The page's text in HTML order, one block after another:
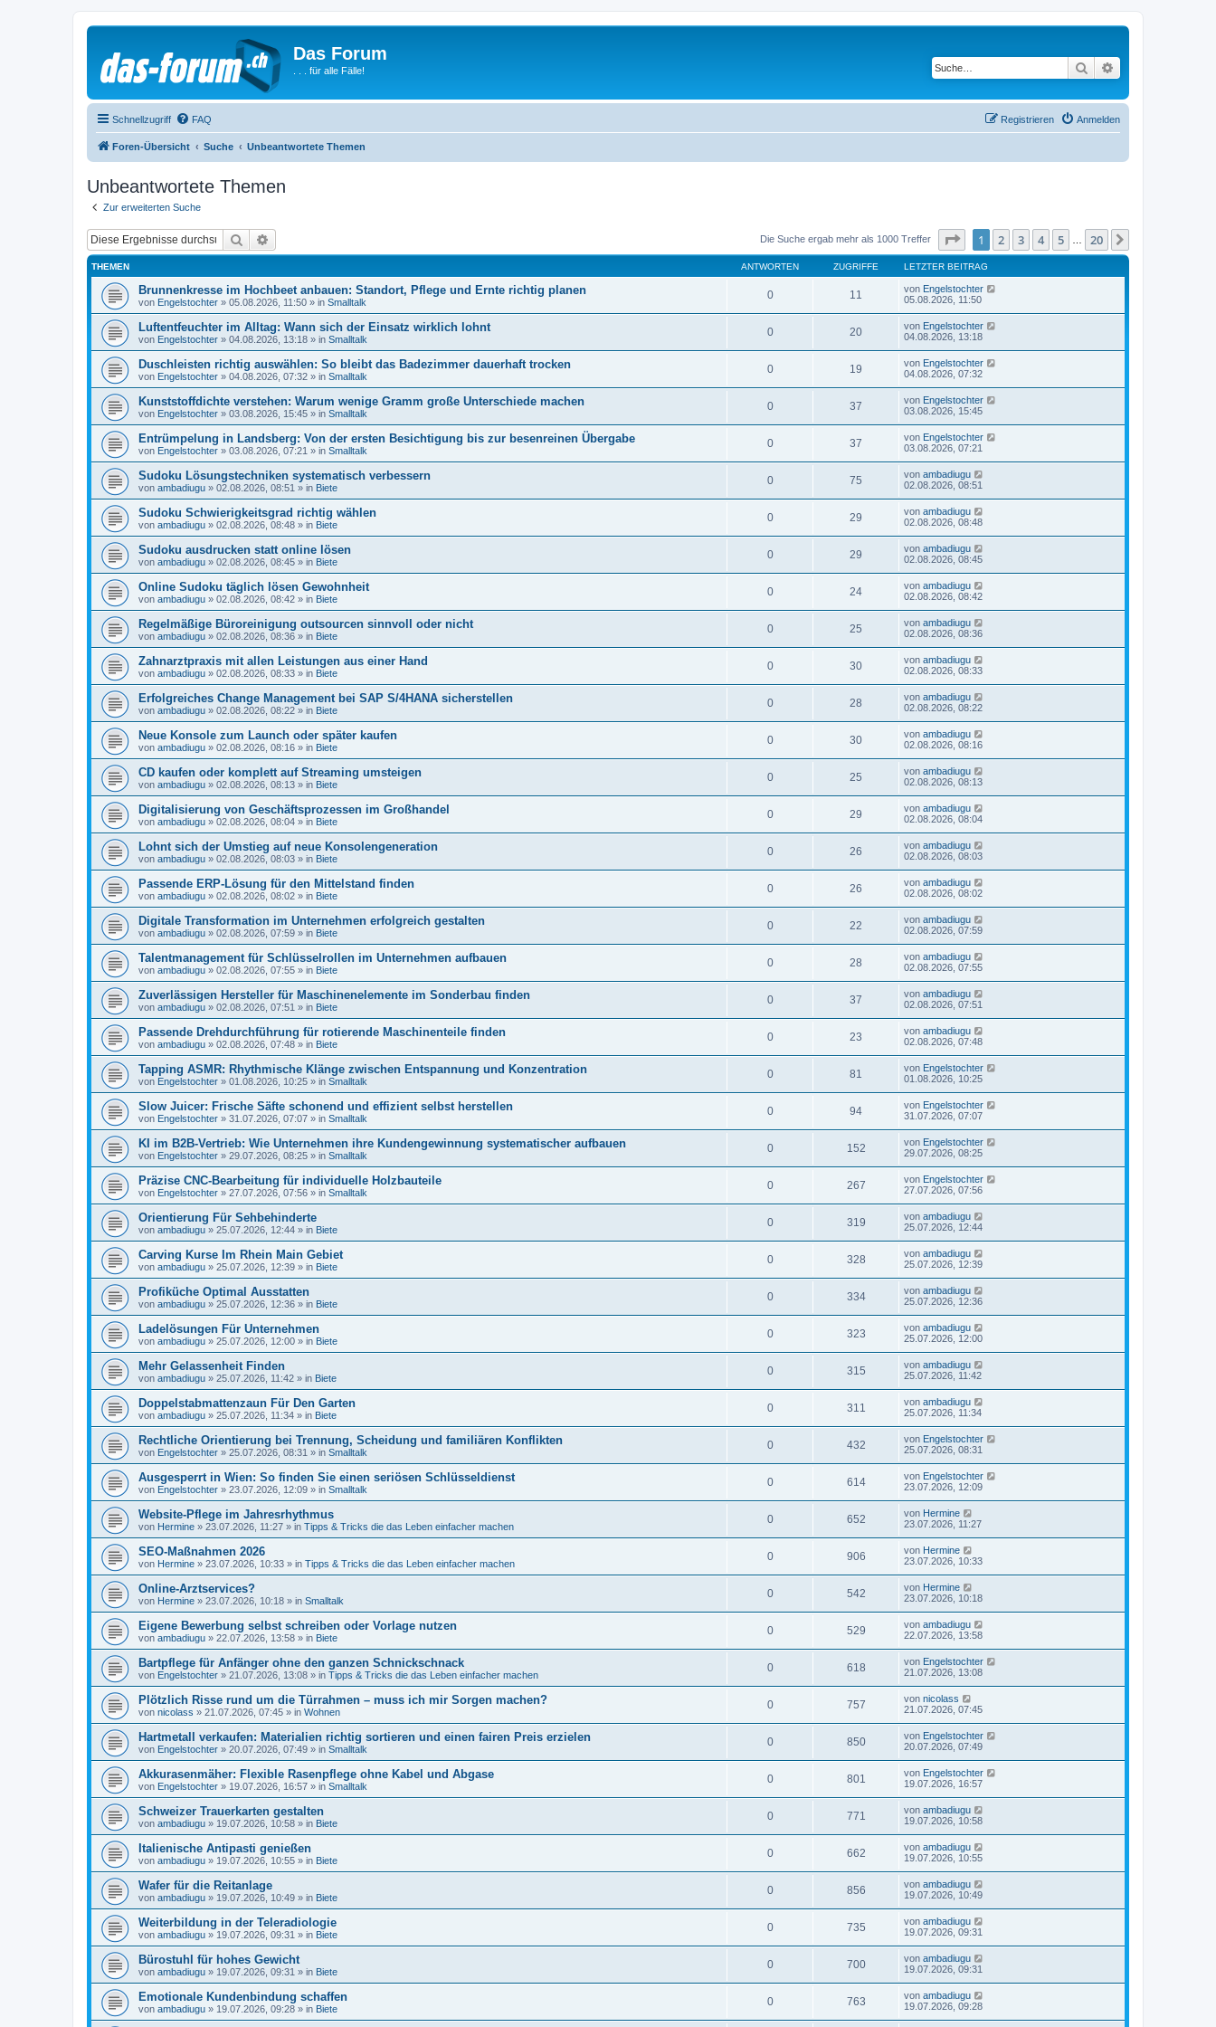
Das Forum
. . . für alle Fälle! Suche
Schnellzugriff FAQ Anmelden
Registrieren
Foren-Übersicht Suche Unbeantwortete Themen
Unbeantwortete Themen
Zur erweiterten Suche
Suche Die Suche ergab mehr als 1000 Treffer Seite von20
1 2 3 4 5 20
THEMEN ANTWORTEN ZUGRIFFE LETZTER BEITRAG
Brunnenkresse im Hochbeet anbauen: Standort, Pflege und Ernte richtig planen
von Engelstochter » 05.08.2026, 11:50 » in Smalltalk
0 11 von Engelstochter
05.08.2026, 11:50
Luftentfeuchter im Alltag: Wann sich der Einsatz wirklich lohnt
von Engelstochter » 04.08.2026, 13:18 » in Smalltalk
0 20 von Engelstochter
04.08.2026, 13:18
Duschleisten richtig auswählen: So bleibt das Badezimmer dauerhaft trocken
von Engelstochter » 04.08.2026, 07:32 » in Smalltalk
0 19 von Engelstochter
04.08.2026, 07:32
Kunststoffdichte verstehen: Warum wenige Gramm große Unterschiede machen
von Engelstochter » 03.08.2026, 15:45 » in Smalltalk
0 37 von Engelstochter
03.08.2026, 15:45
Entrümpelung in Landsberg: Von der ersten Besichtigung bis zur besenreinen Übergabe
von Engelstochter » 03.08.2026, 07:21 » in Smalltalk
0 37 von Engelstochter
03.08.2026, 07:21
Sudoku Lösungstechniken systematisch verbessern
von ambadiugu » 02.08.2026, 08:51 » in Biete
0 75 von ambadiugu
02.08.2026, 08:51
Sudoku Schwierigkeitsgrad richtig wählen
von ambadiugu » 02.08.2026, 08:48 » in Biete
0 29 von ambadiugu
02.08.2026, 08:48
Sudoku ausdrucken statt online lösen
von ambadiugu » 02.08.2026, 08:45 » in Biete
0 29 von ambadiugu
02.08.2026, 08:45
Online Sudoku täglich lösen Gewohnheit
von ambadiugu » 02.08.2026, 08:42 » in Biete
0 24 von ambadiugu
02.08.2026, 08:42
Regelmäßige Büroreinigung outsourcen sinnvoll oder nicht
von ambadiugu » 02.08.2026, 08:36 » in Biete
0 25 von ambadiugu
02.08.2026, 08:36
Zahnarztpraxis mit allen Leistungen aus einer Hand
von ambadiugu » 02.08.2026, 08:33 » in Biete
0 30 von ambadiugu
02.08.2026, 08:33
Erfolgreiches Change Management bei SAP S/4HANA sicherstellen
von ambadiugu » 02.08.2026, 08:22 » in Biete
0 28 von ambadiugu
02.08.2026, 08:22
Neue Konsole zum Launch oder später kaufen
von ambadiugu » 02.08.2026, 08:16 » in Biete
0 30 von ambadiugu
02.08.2026, 08:16
CD kaufen oder komplett auf Streaming umsteigen
von ambadiugu » 02.08.2026, 08:13 » in Biete
0 25 von ambadiugu
02.08.2026, 08:13
Digitalisierung von Geschäftsprozessen im Großhandel
von ambadiugu » 02.08.2026, 08:04 » in Biete
0 29 von ambadiugu
02.08.2026, 08:04
Lohnt sich der Umstieg auf neue Konsolengeneration
von ambadiugu » 02.08.2026, 08:03 » in Biete
0 26 von ambadiugu
02.08.2026, 08:03
Passende ERP-Lösung für den Mittelstand finden
von ambadiugu » 02.08.2026, 08:02 » in Biete
0 26 von ambadiugu
02.08.2026, 08:02
Digitale Transformation im Unternehmen erfolgreich gestalten
von ambadiugu » 02.08.2026, 07:59 » in Biete
0 22 von ambadiugu
02.08.2026, 07:59
Talentmanagement für Schlüsselrollen im Unternehmen aufbauen
von ambadiugu » 02.08.2026, 07:55 » in Biete
0 28 von ambadiugu
02.08.2026, 07:55
Zuverlässigen Hersteller für Maschinenelemente im Sonderbau finden
von ambadiugu » 02.08.2026, 07:51 » in Biete
0 37 von ambadiugu
02.08.2026, 07:51
Passende Drehdurchführung für rotierende Maschinenteile finden
von ambadiugu » 02.08.2026, 07:48 » in Biete
0 23 von ambadiugu
02.08.2026, 07:48
Tapping ASMR: Rhythmische Klänge zwischen Entspannung und Konzentration
von Engelstochter » 01.08.2026, 10:25 » in Smalltalk
0 81 von Engelstochter
01.08.2026, 10:25
Slow Juicer: Frische Säfte schonend und effizient selbst herstellen
von Engelstochter » 31.07.2026, 07:07 » in Smalltalk
0 94 von Engelstochter
31.07.2026, 07:07
KI im B2B-Vertrieb: Wie Unternehmen ihre Kundengewinnung systematischer aufbauen
von Engelstochter » 29.07.2026, 08:25 » in Smalltalk
0 152 von Engelstochter
29.07.2026, 08:25
Präzise CNC-Bearbeitung für individuelle Holzbauteile
von Engelstochter » 27.07.2026, 07:56 » in Smalltalk
0 267 von Engelstochter
27.07.2026, 07:56
Orientierung Für Sehbehinderte
von ambadiugu » 25.07.2026, 12:44 » in Biete
0 319 von ambadiugu
25.07.2026, 12:44
Carving Kurse Im Rhein Main Gebiet
von ambadiugu » 25.07.2026, 12:39 » in Biete
0 328 von ambadiugu
25.07.2026, 12:39
Profiküche Optimal Ausstatten
von ambadiugu » 25.07.2026, 12:36 » in Biete
0 334 von ambadiugu
25.07.2026, 12:36
Ladelösungen Für Unternehmen
von ambadiugu » 25.07.2026, 12:00 » in Biete
0 323 von ambadiugu
25.07.2026, 12:00
Mehr Gelassenheit Finden
von ambadiugu » 25.07.2026, 11:42 » in Biete
0 315 von ambadiugu
25.07.2026, 11:42
Doppelstabmattenzaun Für Den Garten
von ambadiugu » 25.07.2026, 11:34 » in Biete
0 311 von ambadiugu
25.07.2026, 11:34
Rechtliche Orientierung bei Trennung, Scheidung und familiären Konflikten
von Engelstochter » 25.07.2026, 08:31 » in Smalltalk
0 432 von Engelstochter
25.07.2026, 08:31
Ausgesperrt in Wien: So finden Sie einen seriösen Schlüsseldienst
von Engelstochter » 23.07.2026, 12:09 » in Smalltalk
0 614 von Engelstochter
23.07.2026, 12:09
Website-Pflege im Jahresrhythmus
von Hermine » 23.07.2026, 11:27 » in Tipps & Tricks die das Leben einfacher machen
0 652 von Hermine
23.07.2026, 11:27
SEO-Maßnahmen 2026
von Hermine » 23.07.2026, 10:33 » in Tipps & Tricks die das Leben einfacher machen
0 906 von Hermine
23.07.2026, 10:33
Online-Arztservices?
von Hermine » 23.07.2026, 10:18 » in Smalltalk
0 542 von Hermine
23.07.2026, 10:18
Eigene Bewerbung selbst schreiben oder Vorlage nutzen
von ambadiugu » 22.07.2026, 13:58 » in Biete
0 529 von ambadiugu
22.07.2026, 13:58
Bartpflege für Anfänger ohne den ganzen Schnickschnack
von Engelstochter » 21.07.2026, 13:08 » in Tipps & Tricks die das Leben einfacher machen
0 618 von Engelstochter
21.07.2026, 13:08
Plötzlich Risse rund um die Türrahmen – muss ich mir Sorgen machen?
von nicolass » 21.07.2026, 07:45 » in Wohnen
0 757 von nicolass
21.07.2026, 07:45
Hartmetall verkaufen: Materialien richtig sortieren und einen fairen Preis erzielen
von Engelstochter » 20.07.2026, 07:49 » in Smalltalk
0 850 von Engelstochter
20.07.2026, 07:49
Akkurasenmäher: Flexible Rasenpflege ohne Kabel und Abgase
von Engelstochter » 19.07.2026, 16:57 » in Smalltalk
0 801 von Engelstochter
19.07.2026, 16:57
Schweizer Trauerkarten gestalten
von ambadiugu » 19.07.2026, 10:58 » in Biete
0 771 von ambadiugu
19.07.2026, 10:58
Italienische Antipasti genießen
von ambadiugu » 19.07.2026, 10:55 » in Biete
0 662 von ambadiugu
19.07.2026, 10:55
Wafer für die Reitanlage
von ambadiugu » 19.07.2026, 10:49 » in Biete
0 856 von ambadiugu
19.07.2026, 10:49
Weiterbildung in der Teleradiologie
von ambadiugu » 19.07.2026, 09:31 » in Biete
0 735 von ambadiugu
19.07.2026, 09:31
Bürostuhl für hohes Gewicht
von ambadiugu » 19.07.2026, 09:31 » in Biete
0 700 von ambadiugu
19.07.2026, 09:31
Emotionale Kundenbindung schaffen
von ambadiugu » 19.07.2026, 09:28 » in Biete
0 763 von ambadiugu
19.07.2026, 09:28